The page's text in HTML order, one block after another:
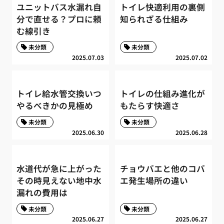
ユニットバス水漏れ自
分で直せる？プロに頼
む線引き
2025.07.03
未分類
トイレ快適利用の裏側
知られざる仕組み
2025.07.02
未分類
トイレ給水管交換いつ
やるべきかの見極め
2025.06.30
未分類
トイレの仕組み進化が
もたらす快適さ
2025.06.28
未分類
水道代が急に上がった
その時見えない地中水
漏れの費用は
2025.06.27
未分類
チョウバエと他のコバ
エ発生場所の違い
2025.06.27
未分類